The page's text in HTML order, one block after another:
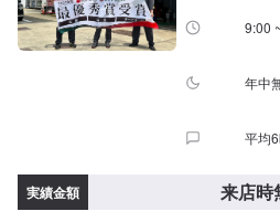
9:00
年中
平均
実績金額 来店時